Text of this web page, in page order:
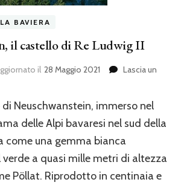
LA BAVIERA
il castello di Re Ludwig II
il 28 Maggio 2021
Lascia un
Neuschwanstein, immerso nel
delle Alpi bavaresi nel sud della
come una gemma bianca
a quasi mille metri di altezza
Pöllat. Riprodotto in centinaia e